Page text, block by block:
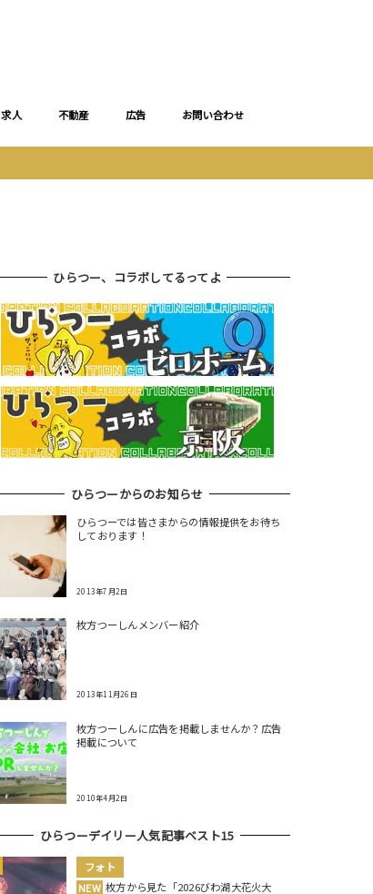
求人 不動産 広告 お問い合わせ
ひらつー、コラボしてるってよ
ひらつーからのお知らせ
ひらつーでは皆さまからの情報提供をお待ち
しております！
2013年7月2日
枚方つーしんメンバー紹介
2013年11月26日
枚方つーしんに広告を掲載しませんか？広告
掲載について
2010年4月2日
ひらつーデイリー人気記事ベスト15
フォト
NEW 枚方から見た「2026びわ湖大花火大